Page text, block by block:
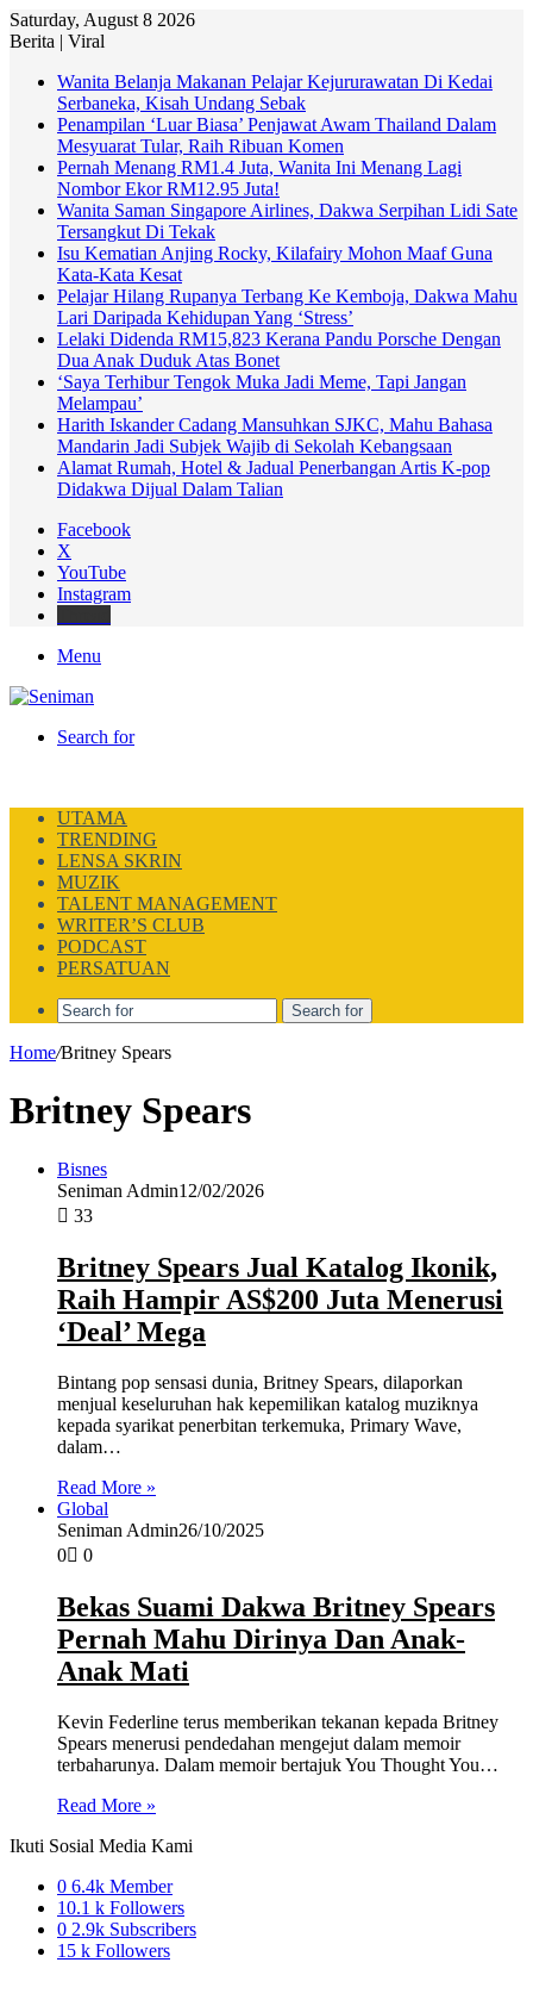
Saturday, August 8 2026
Berita | Viral
Wanita Belanja Makanan Pelajar Kejururawatan Di Kedai
Serbaneka, Kisah Undang Sebak
Penampilan ‘Luar Biasa’ Penjawat Awam Thailand Dalam
Mesyuarat Tular, Raih Ribuan Komen
Pernah Menang RM1.4 Juta, Wanita Ini Menang Lagi
Nombor Ekor RM12.95 Juta!
Wanita Saman Singapore Airlines, Dakwa Serpihan Lidi Sate
Tersangkut Di Tekak
Isu Kematian Anjing Rocky, Kilafairy Mohon Maaf Guna
Kata-Kata Kesat
Pelajar Hilang Rupanya Terbang Ke Kemboja, Dakwa Mahu
Lari Daripada Kehidupan Yang ‘Stress’
Lelaki Didenda RM15,823 Kerana Pandu Porsche Dengan
Dua Anak Duduk Atas Bonet
‘Saya Terhibur Tengok Muka Jadi Meme, Tapi Jangan
Melampau’
Harith Iskander Cadang Mansuhkan SJKC, Mahu Bahasa
Mandarin Jadi Subjek Wajib di Sekolah Kebangsaan
Alamat Rumah, Hotel & Jadual Penerbangan Artis K-pop
Didakwa Dijual Dalam Talian
Facebook
X
YouTube
Instagram
Menu
Search for
UTAMA
TRENDING
LENSA SKRIN
MUZIK
TALENT MANAGEMENT
WRITER’S CLUB
PODCAST
PERSATUAN
Search for
Home/Britney Spears
Britney Spears
Bisnes
Seniman Admin12/02/2026
33
Britney Spears Jual Katalog Ikonik,
Raih Hampir AS$200 Juta Menerusi
‘Deal’ Mega
Bintang pop sensasi dunia, Britney Spears, dilaporkan
menjual keseluruhan hak kepemilikan katalog muziknya
kepada syarikat penerbitan terkemuka, Primary Wave,
dalam…
Read More »
Global
Seniman Admin26/10/2025
0
0
Bekas Suami Dakwa Britney Spears
Pernah Mahu Dirinya Dan Anak-
Anak Mati
Kevin Federline terus memberikan tekanan kepada Britney
Spears menerusi pendedahan mengejut dalam memoir
terbaharunya. Dalam memoir bertajuk You Thought You…
Read More »
Ikuti Sosial Media Kami
0 6.4k Member
10.1 k Followers
0 2.9k Subscribers
15 k Followers